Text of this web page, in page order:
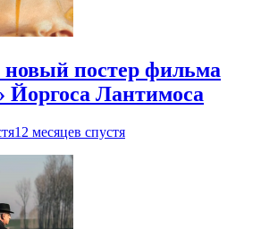
постер фильма
Йоргоса Лантимоса
12 месяцев спустя